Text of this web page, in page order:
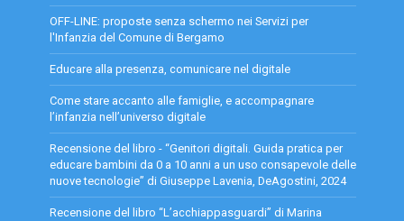
OFF-LINE: proposte senza schermo nei Servizi per
l'Infanzia del Comune di Bergamo
Educare alla presenza, comunicare nel digitale
Come stare accanto alle famiglie, e accompagnare
l’infanzia nell’universo digitale
Recensione del libro - “Genitori digitali. Guida pratica per
educare bambini da 0 a 10 anni a un uso consapevole delle
nuove tecnologie” di Giuseppe Lavenia, DeAgostini, 2024
Recensione del libro “L’acchiappasguardi” di Marina